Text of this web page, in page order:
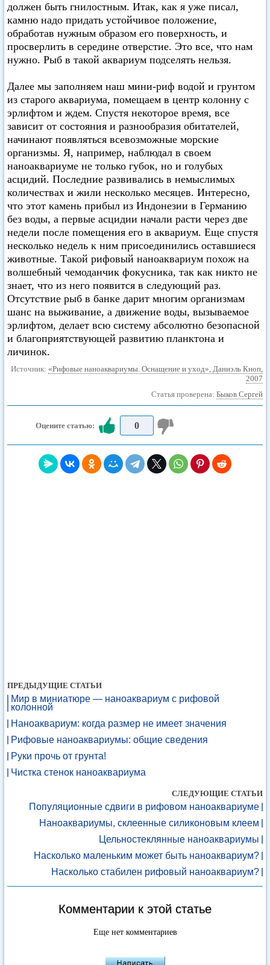
должен быть гнилостным. Итак, как я уже писал,
камню надо придать устойчивое положение,
обработав нужным образом его поверхность, и
просверлить в середине отверстие. Это все, что нам
нужно. Рыб в такой аквариум подселять нельзя.
Далее мы заполняем наш мини-риф водой и грунтом
из старого аквариума, помещаем в центр колонну с
эрлифтом и ждем. Спустя некоторое время, все
зависит от состояния и разнообразия обитателей,
начинают появляться всевозможные морские
организмы. Я, например, наблюдал в своем
наноаквариуме не только губок, но и голубых
асцидий. Последние развивались в немыслимых
количествах и жили несколько месяцев. Интересно,
что этот камень прибыл из Индонезии в Германию
без воды, а первые асцидии начали расти через две
недели после помещения его в аквариум. Еще спустя
несколько недель к ним присоединились оставшиеся
животные. Такой рифовый наноаквариум похож на
волшебный чемоданчик фокусника, так как никто не
знает, что из него появится в следующий раз.
Отсутствие рыб в банке дарит многим организмам
шанс на выживание, а движение воды, вызываемое
эрлифтом, делает всю систему абсолютно безопасной
и благоприятствующей развитию планктона и
личинок.
Источник: «Рифовые наноаквариумы. Оснащение и уход», Даниэль Кноп,
2007
Статья проверена: Быков Сергей
Оцените статью: 0
ПРЕДЫДУЩИЕ СТАТЬИ
Мир в миниатюре — наноаквариум с рифовой
колонной
Наноаквариум: когда размер не имеет значения
Рифовые наноаквариумы: общие сведения
Руки прочь от грунта!
Чистка стенок наноаквариума
СЛЕДУЮЩИЕ СТАТЬИ
Популяционные сдвиги в рифовом наноаквариуме
Наноаквариумы, склеенные силиконовым клеем
Цельностеклянные наноаквариумы
Насколько маленьким может быть наноаквариум?
Насколько стабилен рифовый наноаквариум?
Комментарии к этой статье
Еще нет комментариев